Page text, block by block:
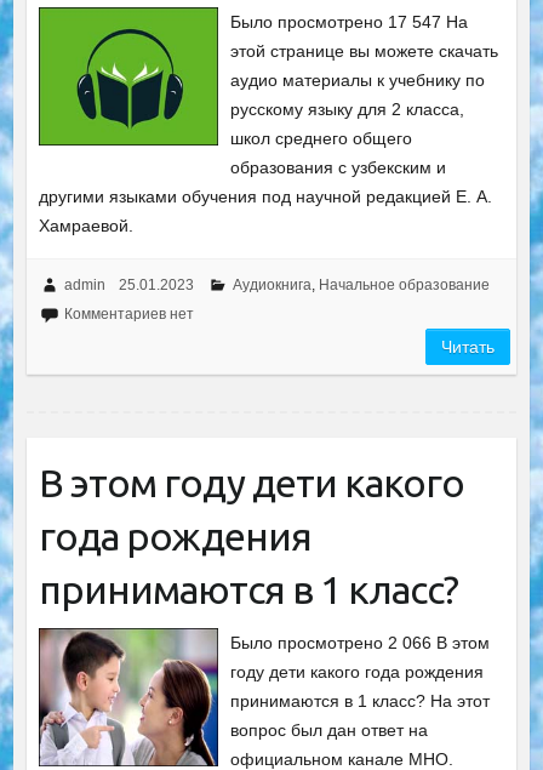
Было просмотрено 17 547 На
этой странице вы можете скачать
аудио материалы к учебнику по
русскому языку для 2 класса,
школ среднего общего
образования с узбекским и
другими языками обучения под научной редакцией Е. А.
Хамраевой.
admin 25.01.2023 Аудиокнига, Начальное образование
Комментариев нет
Читать
В этом году дети какого
года рождения
принимаются в 1 класс?
Было просмотрено 2 066 В этом
году дети какого года рождения
принимаются в 1 класс? На этот
вопрос был дан ответ на
официальном канале МНО.